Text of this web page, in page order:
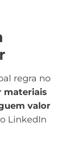
regra no
materiais
valor
LinkedIn